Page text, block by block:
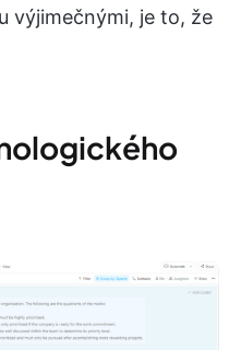
výjimečnými, je to, že